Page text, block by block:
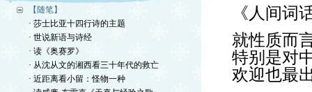
【随笔】
· 莎士比亚十四行诗的主题
· 世说新语与诗经
· 读《奥赛罗》
· 从沈从文的湘西看三十年代的救亡
· 近距离看小留：怪物一种
《人间词
就性质而
特别是对
欢迎也最